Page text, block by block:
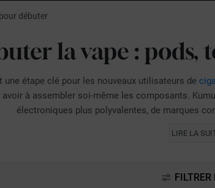
débuter
la vape : pods,
étape clé pour les nouveaux utilisateurs de
à assembler soi-même les composants.
électroniques plus polyvalentes, de marques
orientés inhalation directe (DL) ou directe
proposent des solutions fiables pour chaque
LIRE LA
FILTRER